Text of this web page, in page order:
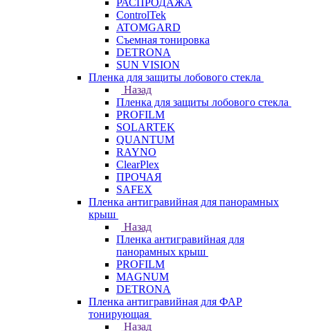
РАСПРОДАЖА
ControlTek
ATOMGARD
Съемная тонировка
DETRONA
SUN VISION
Пленка для защиты лобового стекла
Назад
Пленка для защиты лобового стекла
PROFILM
SOLARTEK
QUANTUM
RAYNO
ClearPlex
ПРОЧАЯ
SAFEX
Пленка антигравийная для панорамных
крыш
Назад
Пленка антигравийная для
панорамных крыш
PROFILM
MAGNUM
DETRONA
Пленка антигравийная для ФАР
тонирующая
Назад